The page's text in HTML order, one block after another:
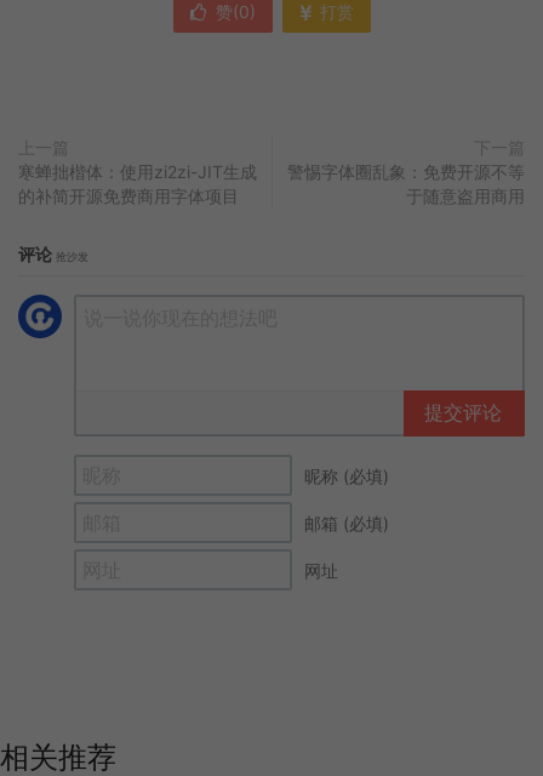
赞(0) 打赏
上一篇
寒蝉拙楷体：使用zi2zi-JIT生成
的补简开源免费商用字体项目
下一篇
警惕字体圈乱象：免费开源不等
于随意盗用商用
评论 抢沙发
提交评论
昵称 (必填)
邮箱 (必填)
网址
相关推荐